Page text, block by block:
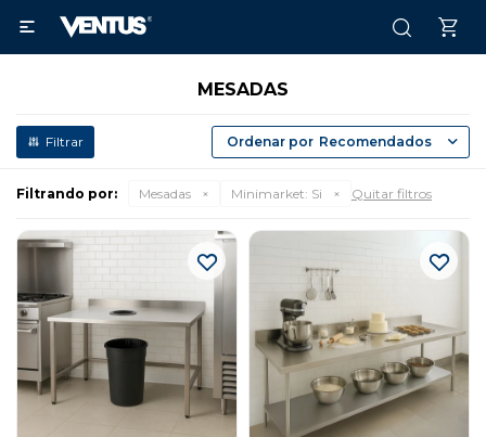

MESADAS
Recomendados
Filtrando por: Mesadas Minimarket: Si Quitar filtros